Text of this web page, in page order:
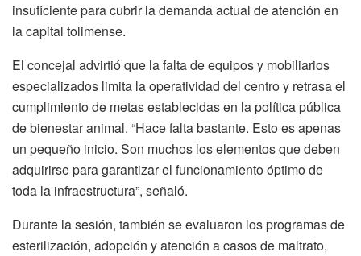
insuficiente para cubrir la demanda actual de atención en
la capital tolimense.
El concejal advirtió que la falta de equipos y mobiliarios
especializados limita la operatividad del centro y retrasa el
cumplimiento de metas establecidas en la política pública
de bienestar animal. “Hace falta bastante. Esto es apenas
un pequeño inicio. Son muchos los elementos que deben
adquirirse para garantizar el funcionamiento óptimo de
toda la infraestructura”, señaló.
Durante la sesión, también se evaluaron los programas de
esterilización, adopción y atención a casos de maltrato,